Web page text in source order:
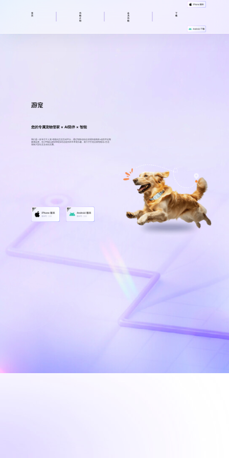
首
页
功
能
介
绍
会
员
功
能
下
载
您的专属宠物管家 × AI陪伴 × 智能
我们是一款专注于人宠+智能化生态互动平台，通过智能化组合实现快速精准×追踪并定期
健康监测，在APP端以虚拟和现实结合提供科学养宠乐趣，致力于打造全新智能化×生态
宠物大型社交互动社区圈。